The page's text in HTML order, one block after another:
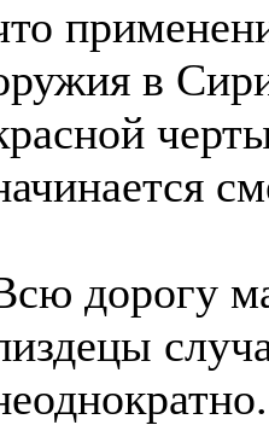
в
дорогу